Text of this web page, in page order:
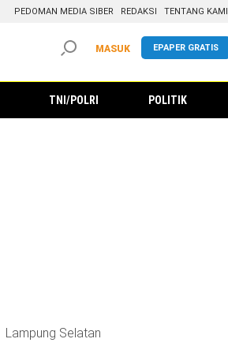
PEDOMAN MEDIA SIBER REDAKSI TENTANG KAMI
EPAPER GRATIS
MASUK
TNI/POLRI POLITIK
Lampung Selatan